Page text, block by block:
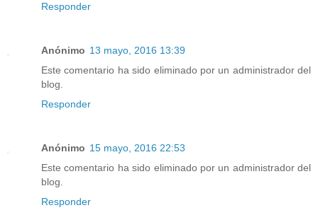
Responder
Anónimo 13 mayo, 2016 13:39
Este comentario ha sido eliminado por un administrador del
blog.
Responder
Anónimo 15 mayo, 2016 22:53
Este comentario ha sido eliminado por un administrador del
blog.
Responder